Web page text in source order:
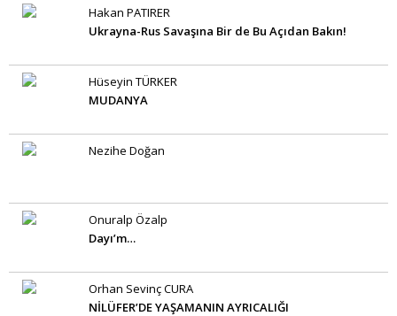
Hakan PATIRER
Ukrayna-Rus Savaşına Bir de Bu Açıdan Bakın!
Hüseyin TÜRKER
MUDANYA
Nezihe Doğan
Onuralp Özalp
Dayı’m…
Orhan Sevinç CURA
NİLÜFER’DE YAŞAMANIN AYRICALIĞI